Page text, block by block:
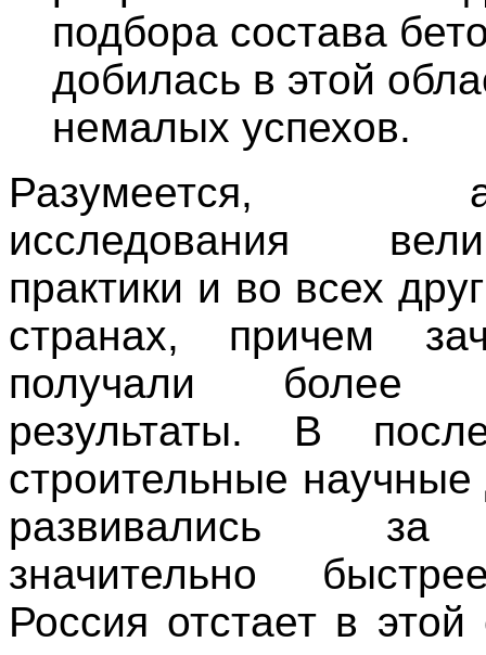
подбора состава
добилась в этой
немалых успехов.
Разумеется,
исследования
практики и во всех
странах, причем
получали более
результаты. В
строительные
развивались
значительно
Россия отстает в